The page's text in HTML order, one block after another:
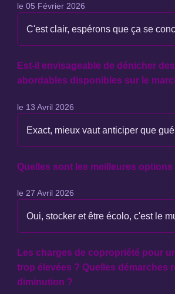
le 05 Février 2026
C'est clair, espérons que ça se
Est-il envisageable de dénicher
abordables disponibles sur le
le 13 Avril 2026
Exact, mieux vaut anticiper que
Quelles sont les meilleures
le 27 Avril 2026
Oui, stocker et être écolo, c'est le
Les charges de copropriété pour
trop élevées ? Quelles démarches
diminution ?